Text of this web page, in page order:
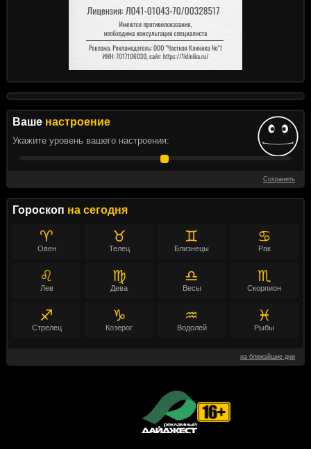
Ваше настроение
Укажите уровень вашего настроения:
Сохранить
Гороскоп на сегодня
♈
Овен
♉
Телец
♊
Близнецы
♋
Рак
♌
Лев
♍
Дева
♎
Весы
♏
Скорпион
♐
Стрелец
♑
Козерог
♒
Водолей
♓
Рыбы
на ближайшие дни